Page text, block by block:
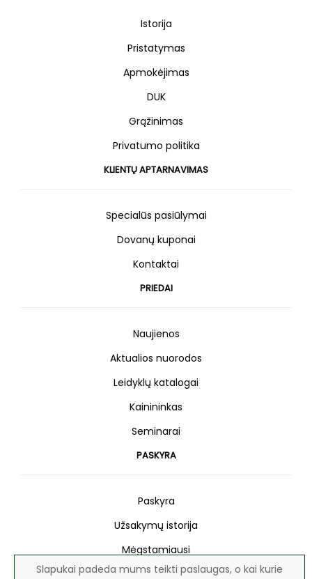
Slapukai padeda mums teikti paslaugas, o kai kurie
Istorija
Pristatymas
Apmokėjimas
DUK
Grąžinimas
Privatumo politika
KLIENTŲ APTARNAVIMAS
Specialūs pasiūlymai
Dovanų kuponai
Kontaktai
PRIEDAI
Naujienos
Aktualios nuorodos
Leidyklų katalogai
Kainininkas
Seminarai
PASKYRA
Paskyra
Užsakymų istorija
Mėgstamiausi
Naujienlaiškis